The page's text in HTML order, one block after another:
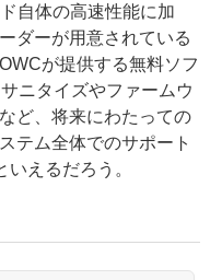
自体の高速性能に加
ダーが用意されている
が提供する無料ソフ
ニタイズやファームウ
ど、将来にわたっての
テム全体でのサポート
えるだろう。